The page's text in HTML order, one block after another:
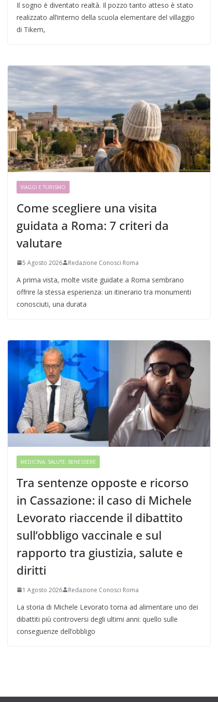
Il sogno è diventato realtà. Il pozzo tanto atteso è stato
realizzato all’interno della scuola elementare del villaggio
di Tikem,
VIAGGI E TURISMO
Come scegliere una visita
guidata a Roma: 7 criteri da
valutare
5 Agosto 2026 Redazione Conosci Roma
A prima vista, molte visite guidate a Roma sembrano
offrire la stessa esperienza: un itinerario tra monumenti
conosciuti, una durata
MEDICINA, SALUTE, BENESSERE
Tra sentenze opposte e ricorso
in Cassazione: il caso di Michele
Levorato riaccende il dibattito
sull’obbligo vaccinale e sul
rapporto tra giustizia, salute e
diritti
1 Agosto 2026 Redazione Conosci Roma
La storia di Michele Levorato torna ad alimentare uno dei
dibattiti più controversi degli ultimi anni: quello sulle
conseguenze dell’obbligo